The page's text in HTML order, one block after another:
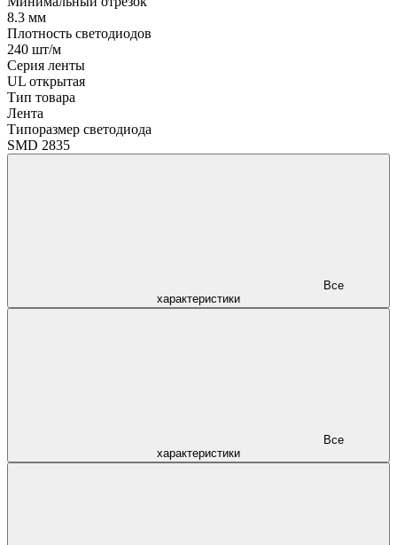
8.3 мм
Плотность светодиодов
240 шт/м
Серия ленты
UL открытая
Тип товара
Лента
Типоразмер светодиода
SMD 2835
характеристики
характеристики